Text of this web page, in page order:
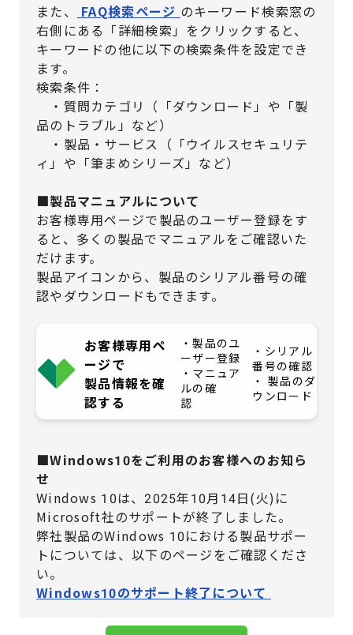
また、
FAQ検索ページ のキーワード検索窓の
右側にある「詳細検索」をクリックすると、
キーワードの他に以下の検索条件を設定でき
ます。
検索条件：
・質問カテゴリ（「ダウンロード」や「製
品のトラブル」など）
・製品・サービス（「ウイルスセキュリテ
ィ」や「筆まめシリーズ」など）
■製品マニュアルについて
お客様専用ページで製品のユーザー登録をす
ると、多くの製品でマニュアルをご確認いた
だけます。
製品アイコンから、製品のシリアル番号の確
認やダウンロードもできます。
お客様専用ペ
ージで
製品情報を確
認する
・製品のユ
ーザー登録
・マニュア
ルの確
認
・シリアル
番号の確認
・ 製品のダ
ウンロード
■Windows10をご利用のお客様へのお知ら
せ
Windows 10は、2025年10月14日(火)に
Microsoft社のサポートが終了しました。
弊社製品のWindows 10における製品サポー
トについては、 以下のページをご確認くださ
い。
Windows10のサポート終了について